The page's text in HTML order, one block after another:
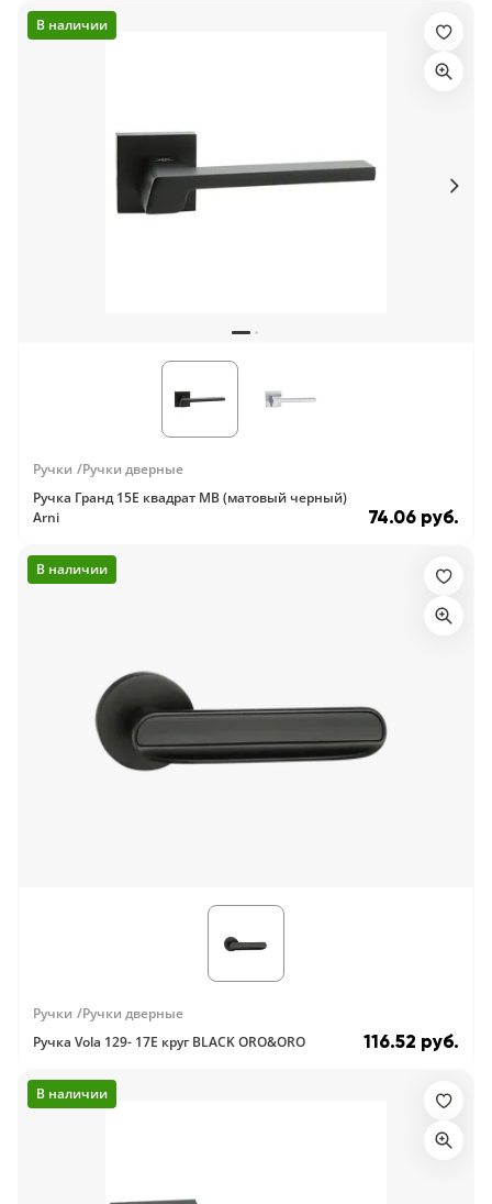
В наличии
Ручки
Ручки дверные
Ручка Гранд 15E квадрат MB (матовый черный)
Arni
74.06 руб.
В наличии
Ручки
Ручки дверные
Ручка Vola 129- 17E круг BLACK ORO&ORO
116.52 руб.
В наличии